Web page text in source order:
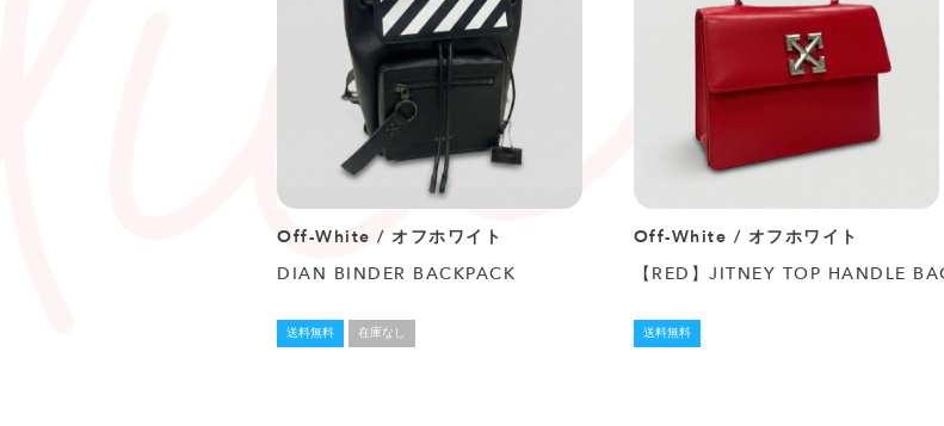
Off-White / オフホワイト
DIAN BINDER BACKPACK
送料無料 在庫なし
Off-White / オフホワイト
【RED】JITNEY TOP HANDLE
送料無料